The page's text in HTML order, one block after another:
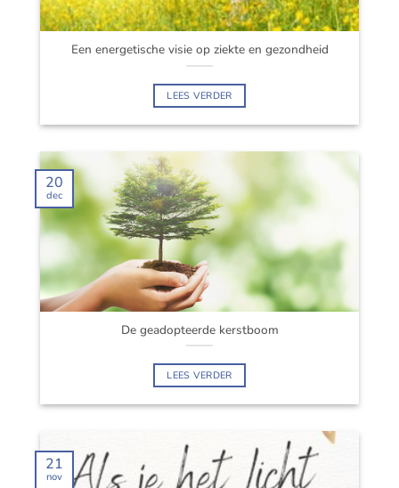
Een energetische visie op ziekte en gezondheid
LEES VERDER
De geadopteerde kerstboom
LEES VERDER
20
dec
21
nov